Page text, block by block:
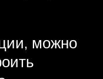
можно